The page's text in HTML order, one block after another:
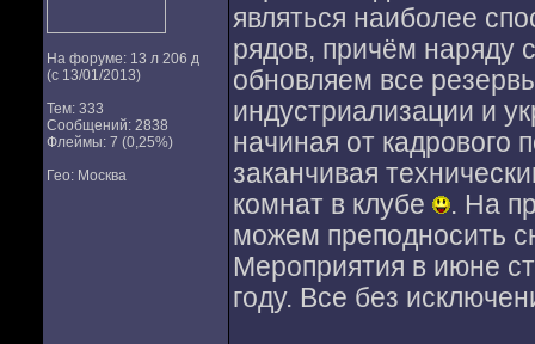
На форуме: 13 л 206 д
(с 13/01/2013)
Тем: 333
Сообщений: 2838
Флеймы: 7 (0,25%)
Гео: Москва
являться наиболее
рядов, причём
обновляем все
индустриализации и
начиная от кадрового
заканчивая
комнат в клубе
. На
можем преподносить
Мероприятия в июне
году. Все без